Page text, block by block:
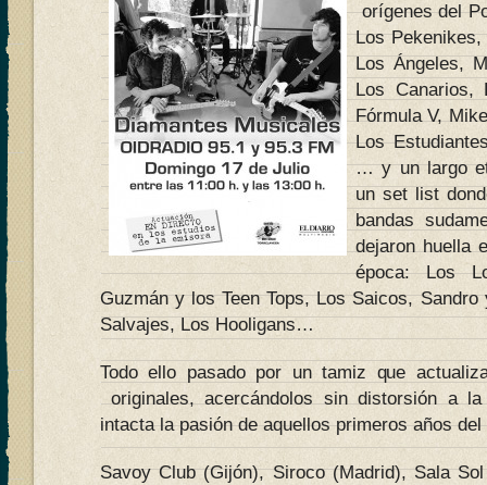
orígenes del
Los
Los Ángeles,
Los
Fórmula V,
Los
… y un largo
un set list
bandas
dejaron huella
época: Los
Guzmán y los Teen Tops, Los Saicos,
Salvajes, Los Hooligans…
Todo ello pasado por un tamiz que
originales, acercándolos sin distorsión a la
intacta la pasión de aquellos primeros años
Savoy Club (Gijón), Siroco (Madrid), Sala